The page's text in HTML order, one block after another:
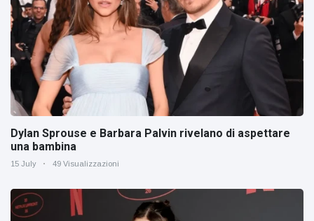
Dylan Sprouse e Barbara Palvin rivelano di aspettare
una bambina
15 July 49 Visualizzazioni